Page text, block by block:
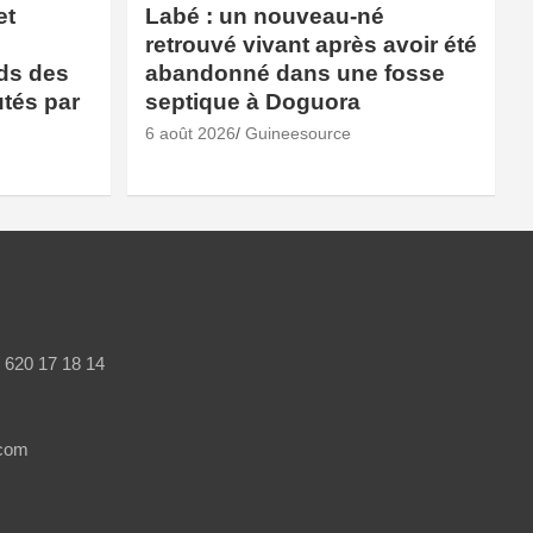
des
par
Labé : un nouveau-né
retrouvé vivant après avoir été
abandonné dans une fosse
septique à Doguora
6 août 2026 Guineesource
17 18 14